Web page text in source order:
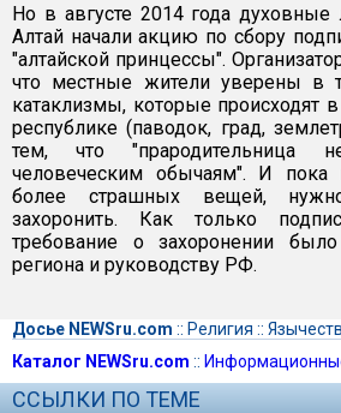
Но в августе 2014 года
Алтай начали акцию по сбору
"алтайской принцессы".
что местные жители уверены в
катаклизмы, которые происходят
республике (паводок, град,
тем, что "прародительница
человеческим обычаям". И
более страшных вещей,
захоронить. Как только
требование о захоронении
региона и руководству РФ.
Досье NEWSru.com :: Религия ::
Каталог NEWSru.com ::
ССЫЛКИ ПО ТЕМЕ